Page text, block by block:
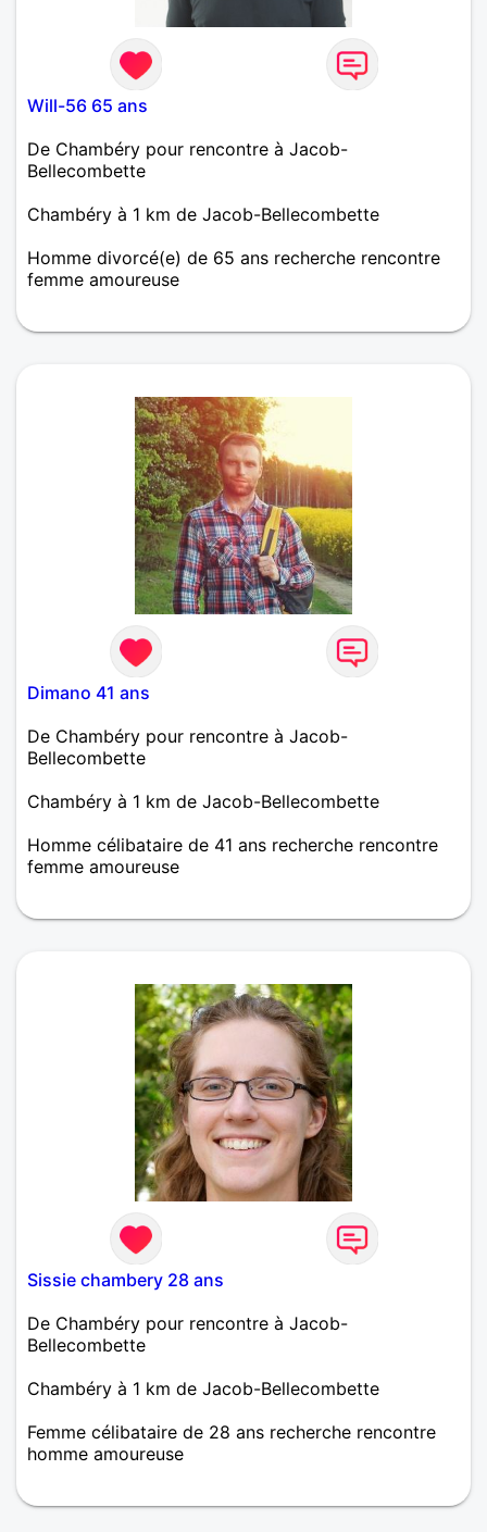
Will-56 65 ans
De Chambéry pour rencontre à Jacob-
Bellecombette
Chambéry à 1 km de Jacob-Bellecombette
Homme divorcé(e) de 65 ans recherche rencontre
femme amoureuse
les jours qui passent et puis la vie suivra son
ouverte et tolérante. Vos petits défauts seront sans
Dimano 41 ans
De Chambéry pour rencontre à Jacob-
Bellecombette
Chambéry à 1 km de Jacob-Bellecombette
Homme célibataire de 41 ans recherche rencontre
femme amoureuse
jovial, je suis attentionné, ce qui ne m'empêche pas
objectivement, le mieux étant de venir discuter avec
moi pour apprendre à me connaître.
Sissie chambery 28 ans
De Chambéry pour rencontre à Jacob-
Bellecombette
Chambéry à 1 km de Jacob-Bellecombette
Femme célibataire de 28 ans recherche rencontre
homme amoureuse
les choses sans pour autant ne pas aimer le